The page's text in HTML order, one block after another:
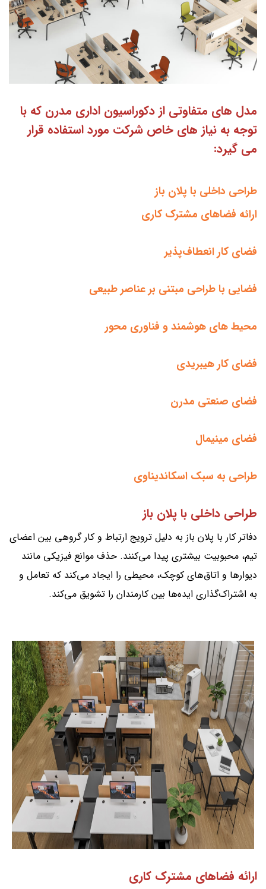
مدل های متفاوتی از دکوراسیون اداری مدرن که با
توجه به نیاز های خاص شرکت مورد استفاده قرار
می گیرد:
طراحی داخلی با پلان باز
ارائه فضاهای مشترک کاری
فضای کار انعطاف‌پذیر
فضایی با طراحی مبتنی بر عناصر طبیعی
محیط های هوشمند و فناوری محور
فضای کار هیبریدی
فضای صنعتی مدرن
فضای مینیمال
طراحی به سبک اسکاندیناوی
طراحی داخلی با پلان باز
دفاتر کار با پلان باز به دلیل ترویج ارتباط و کار گروهی بین اعضای
تیم، محبوبیت بیشتری پیدا می‌کنند. حذف موانع فیزیکی مانند
دیوارها و اتاق‌های کوچک، محیطی را ایجاد می‌کند که تعامل و
به اشتراک‌گذاری ایده‌ها بین کارمندان را تشویق می‌کند.
ارائه فضاهای مشترک کاری